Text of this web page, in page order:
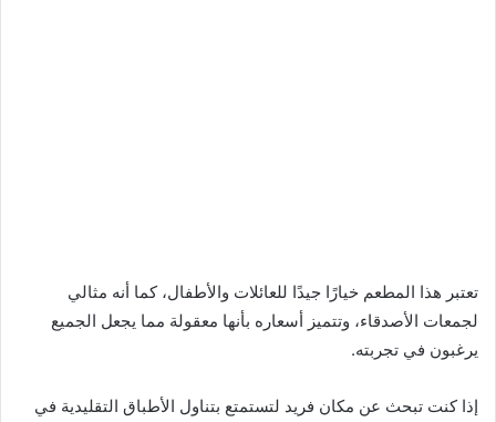
تعتبر هذا المطعم خيارًا جيدًا للعائلات والأطفال، كما أنه مثالي
لجمعات الأصدقاء، وتتميز أسعاره بأنها معقولة مما يجعل الجميع
يرغبون في تجربته.
إذا كنت تبحث عن مكان فريد لتستمتع بتناول الأطباق التقليدية في